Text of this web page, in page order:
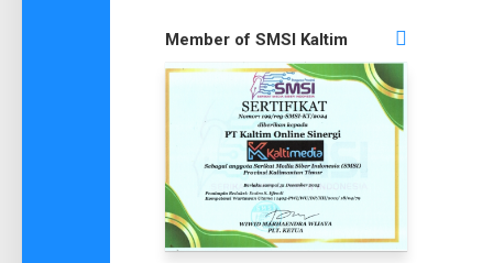
Member of SMSI Kaltim